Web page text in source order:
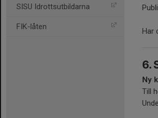
SISU Idrottsutbildarna
FIK-låten Har
6.
Ny
Till